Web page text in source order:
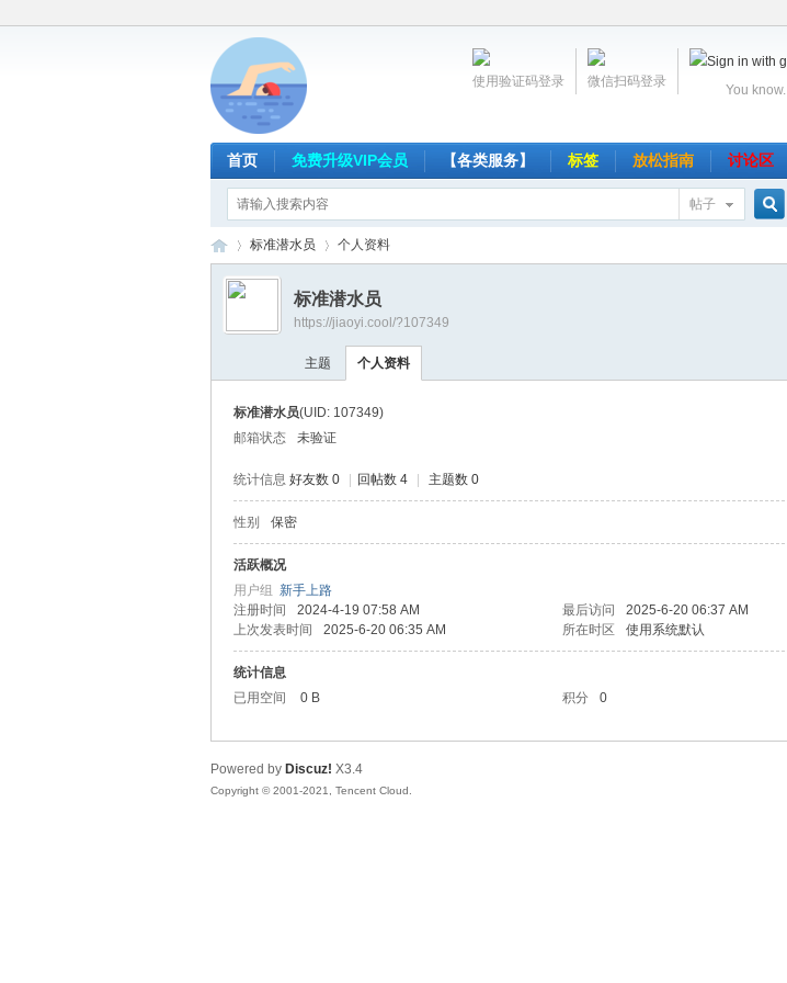
You know.
微信扫码登录
使用验证码登录
首页 免费升级VIP会员 【各类服务】 标签 放松指南 讨论区
帖子
网
›
标准潜水员 个人资料
标准潜水员
https://jiaoyi.cool/?107349
主题 个人资料
标准潜水员(UID: 107349)
邮箱状态
未验证
统计信息 好友数 0 回帖数 4 主题数 0
性别 保密
活跃概况
用户组 新手上路
注册时间
2024-4-19 07:58 AM 最后访问 2025-6-20 06:37 AM
上次发表时间
2025-6-20 06:35 AM 所在时区 使用系统默认
统计信息
已用空间
0 B 积分 0
Powered by Discuz! X3.4
Copyright © 2001-2021, Tencent Cloud.